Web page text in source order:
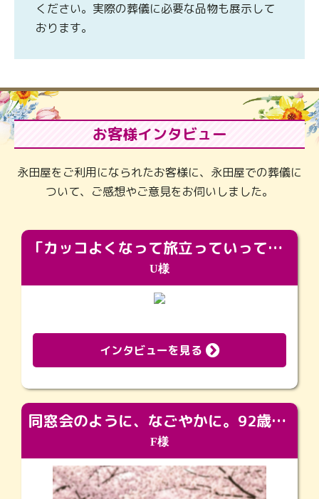
ください。実際の葬儀に必要な品物も展示して
おります。
お客様インタビュー
永田屋をご利用になられたお客様に、永田屋での葬儀に
ついて、ご感想やご意見をお伺いしました。
「カッコよくなって旅立っていってくれました（笑）もっとカッコいいって言ってあげればよかったな」
U様
インタビューを見る
同窓会のように、なごやかに。92歳の旅立ちを彩った、再会と感謝の場
F様